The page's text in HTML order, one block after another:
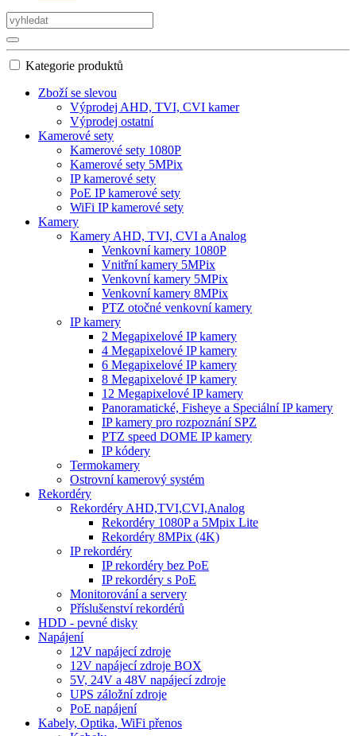
Kategorie produktů
Zboží se slevou
Výprodej AHD, TVI, CVI kamer
Výprodej ostatní
Kamerové sety
Kamerové sety 1080P
Kamerové sety 5MPix
IP kamerové sety
PoE IP kamerové sety
WiFi IP kamerové sety
Kamery
Kamery AHD, TVI, CVI a Analog
Venkovní kamery 1080P
Vnitřní kamery 5MPix
Venkovní kamery 5MPix
Venkovní kamery 8MPix
PTZ otočné venkovní kamery
IP kamery
2 Megapixelové IP kamery
4 Megapixelové IP kamery
6 Megapixelové IP kamery
8 Megapixelové IP kamery
12 Megapixelové IP kamery
Panoramatické, Fisheye a Speciální IP kamery
IP kamery pro rozpoznání SPZ
PTZ speed DOME IP kamery
IP kódery
Termokamery
Ostrovní kamerový systém
Rekordéry
Rekordéry AHD,TVI,CVI,Analog
Rekordéry 1080P a 5Mpix Lite
Rekordéry 8MPix (4K)
IP rekordéry
IP rekordéry bez PoE
IP rekordéry s PoE
Monitorování a servery
Příslušenství rekordérů
HDD - pevné disky
Napájení
12V napájecí zdroje
12V napájecí zdroje BOX
5V, 24V a 48V napájecí zdroje
UPS záložní zdroje
PoE napájení
Kabely, Optika, WiFi přenos